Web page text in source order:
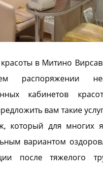
в Митино
распоряжении
кабинетов
вам такие
который для многих
вариантом
после тяжелого